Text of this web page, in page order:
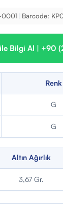
Barcode:
Bilgi Al | +90
Renk
G
G
Altın Ağırlık
3,67 Gr.